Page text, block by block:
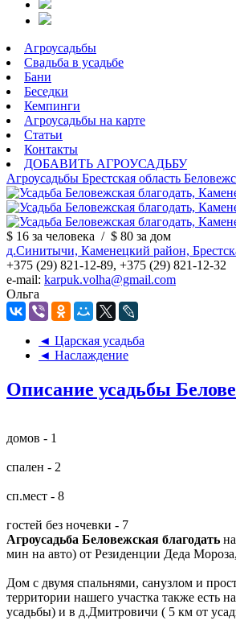
Агроусадьбы
Свадьба в усадьбе
Бани
Беседки
Кемпинги
Агроусадьбы на карте
Статьи
Контакты
ДОБАВИТЬ АГРОУСАДЬБУ
Агроусадьбы Брестская область
$ 16 за человека / $ 80 за дом
д.Синитычи, Каменецкий район,
+375 (29) 821-12-89, +375 (29) 821-12-32
e-mail: karpuk.volha@gmail.com
Ольга
◄ Царская усадьба
◄ Наслаждение
Описание усадьбы
домов - 1
спален - 2
сп.мест - 8
гостей без ночевки - 7
Агроусадьба Беловежская благодать
мин на авто) от Резиденции Деда
Дом с двумя спальнями, санузлом и
территории нашего участка также есть
усадьбы) и в д.Дмитровичи ( 5 км от